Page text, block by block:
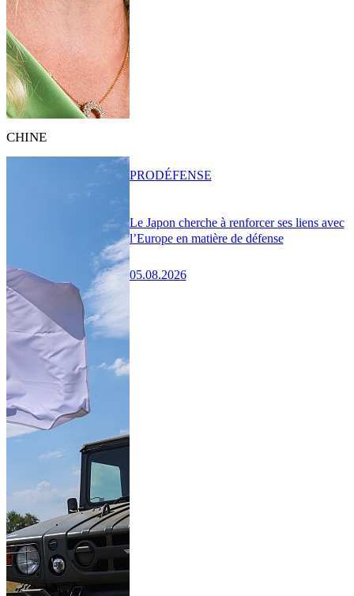
CHINE
Le Japon cherche à renforcer ses liens avec
l’Europe en matière de défense
05.08.2026
PRODÉFENSE